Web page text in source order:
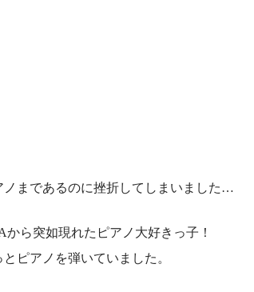
まであるのに挫折してしまいました…
ら突如現れたピアノ大好きっ子！
ピアノを弾いていました。